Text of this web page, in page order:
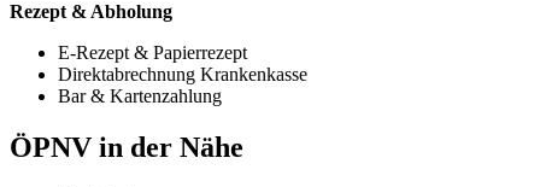
Rezept & Abholung
E-Rezept & Papierrezept
Direktabrechnung Krankenkasse
Bar & Kartenzahlung
ÖPNV in der Nähe